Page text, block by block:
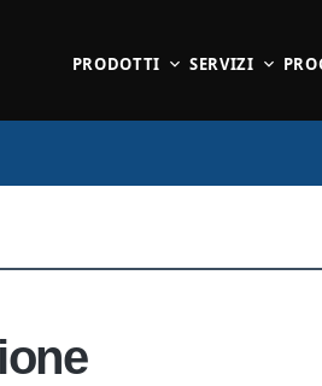
PRODOTTI SERVIZI